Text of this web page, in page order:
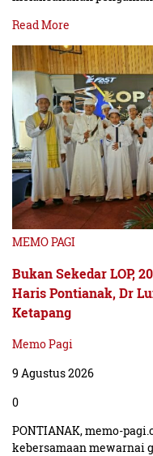
Read More
MEMO PAGI
Bukan Sekedar LOP,
Haris Pontianak, Dr
Ketapang
Memo Pagi
9 Agustus 2026
0
PONTIANAK, memo-
kebersamaan mewarnai